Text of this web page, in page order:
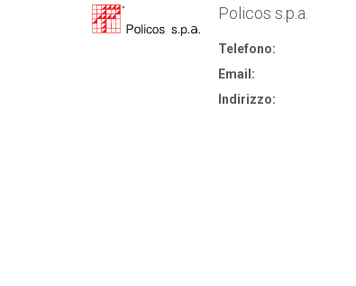
Policos s.p.a.
Telefono:
Email:
Indirizzo: